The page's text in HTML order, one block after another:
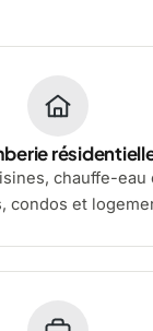
chauffe-eau
condos et